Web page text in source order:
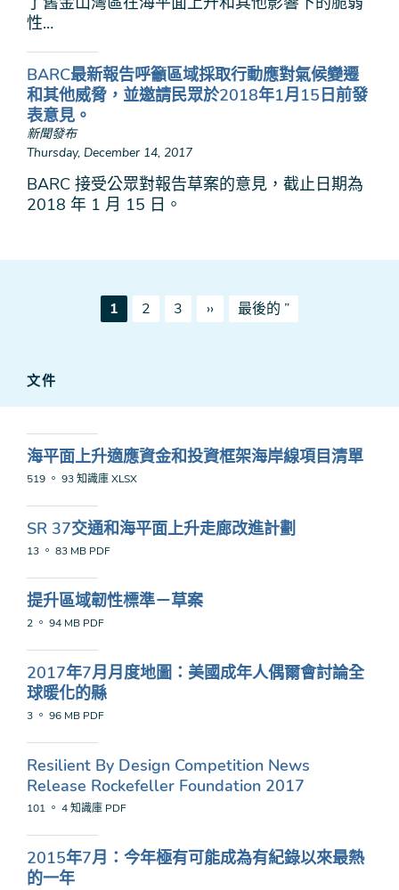
性…
BARC最新報告呼籲區域採取行動應對氣候變遷
和其他威脅，並邀請民眾於2018年1月15日前發
表意見。
新聞發布
Thursday, December 14, 2017
BARC 接受公眾對報告草案的意見，截止日期為
2018 年 1 月 15 日。
Pagination當
前
1 頁
2 頁
3
下
一
››
最
後
最後的 ”
文件
海平面上升適應資金和投資框架海岸線項目清單
519 。 93 知識庫XLSX
SR 37交通和海平面上升走廊改進計劃
13 。 83 MB PDF
提升區域韌性標準－草案
2 。 94 MB PDF
2017年7月月度地圖：美國成年人偶爾會討論全
球暖化的縣
3 。 96 MB PDF
Resilient By Design Competition News
Release Rockefeller Foundation 2017
101 。 4 知識庫 PDF
2015年7月：今年極有可能成為有紀錄以來最熱
的一年